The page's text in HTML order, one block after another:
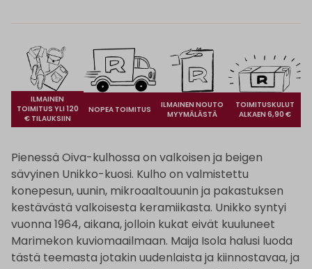
ILMAINEN
TOIMITUS YLI 120
€ TILAUKSIIN
NOPEA TOIMITUS
ILMAINEN NOUTO
MYYMÄLÄSTÄ
TOIMITUSKULUT
ALKAEN 6,90 €
Pienessä Oiva-kulhossa on valkoisen ja beigen
sävyinen Unikko-kuosi. Kulho on valmistettu
konepesun, uunin, mikroaaltouunin ja pakastuksen
kestävästä valkoisesta keramiikasta. Unikko syntyi
vuonna 1964, aikana, jolloin kukat eivät kuuluneet
Marimekon kuviomaailmaan. Maija Isola halusi luoda
tästä teemasta jotakin uudenlaista ja kiinnostavaa, ja